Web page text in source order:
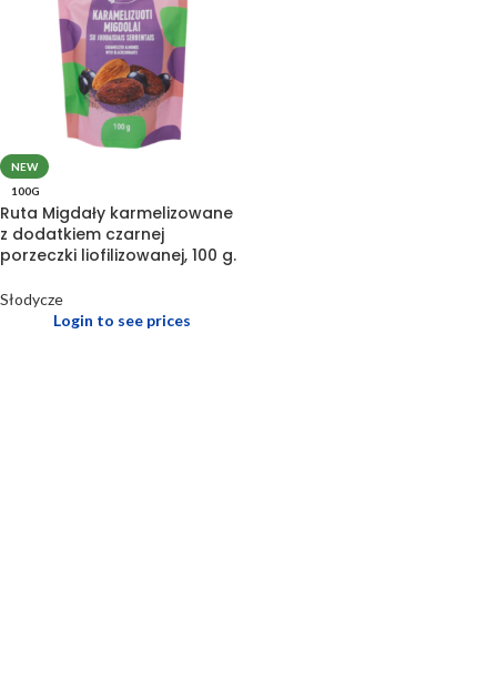
NEW
100G
Ruta Migdały karmelizowane
z dodatkiem czarnej
porzeczki liofilizowanej, 100 g.
Słodycze
Login to see prices